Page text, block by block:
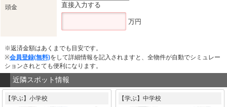
頭金 直接入力する
万円
※返済金額はあくまでも目安です。
※会員登録(無料)をして詳細情報を記入されますと、全物件が自動でシミュレー
ションされとても便利になります。
近隣スポット情報
【学ぶ】小学校 【学ぶ】中学校